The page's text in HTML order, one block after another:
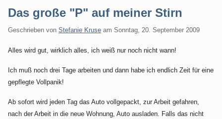
Das große "P" auf meiner Stirn
Geschrieben von Stefanie Kruse am Sonntag, 20. September 2009
Alles wird gut, wirklich alles, ich weiß nur noch nicht wann!
Ich muß noch drei Tage arbeiten und dann habe ich endlich Zeit für eine
gepflegte Vollpanik!
Ab sofort wird jeden Tag das Auto vollgepackt, zur Arbeit gefahren,
nach der Arbeit in die neue Wohnung, Auto ausladen. Falls das nicht